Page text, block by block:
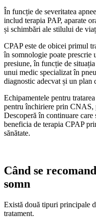
În funcție de severitatea
includ terapia PAP, aparate
și schimbări ale stilului de
CPAP este de obicei primul
în somnologie poate prescrie
presiune, în funcție de
unui medic specializat în
diagnostic adecvat și un plan
Echipamentele pentru
pentru închiriere prin CNAS,
Descoperă în continuare
beneficia de terapia CPAP
sănătate.
Când se
somn
Există două tipuri principale
tratament.